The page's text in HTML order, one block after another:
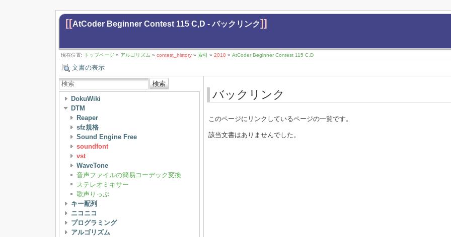
[[AtCoder Beginner Contest 115 C,D - バックリンク]]
現在位置: トップページ » アルゴリズム » contest_history » 索引 » 2018 » AtCoder Beginner Contest 115 C,D
文書の表示
検索
DokuWiki
DTM
Reaper
sfz規格
Sound Engine Free
soundfont
vst
WaveTone
音声ファイルの簡易コーデック変換
ステレオミキサー
歌声りっぷ
キー配列
ニコニコ
プログラミング
アルゴリズム
バックリンク
このページにリンクしているページの一覧です。
該当文書はありませんでした。